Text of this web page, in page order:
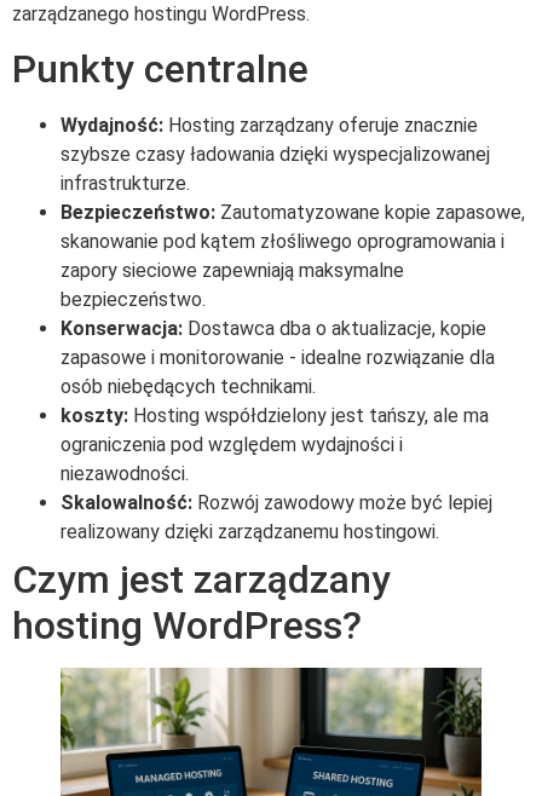
zarządzanego hostingu WordPress.
Punkty centralne
Wydajność: Hosting zarządzany oferuje znacznie
szybsze czasy ładowania dzięki wyspecjalizowanej
infrastrukturze.
Bezpieczeństwo: Zautomatyzowane kopie zapasowe,
skanowanie pod kątem złośliwego oprogramowania i
zapory sieciowe zapewniają maksymalne
bezpieczeństwo.
Konserwacja: Dostawca dba o aktualizacje, kopie
zapasowe i monitorowanie - idealne rozwiązanie dla
osób niebędących technikami.
koszty: Hosting współdzielony jest tańszy, ale ma
ograniczenia pod względem wydajności i
niezawodności.
Skalowalność: Rozwój zawodowy może być lepiej
realizowany dzięki zarządzanemu hostingowi.
Czym jest zarządzany
hosting WordPress?